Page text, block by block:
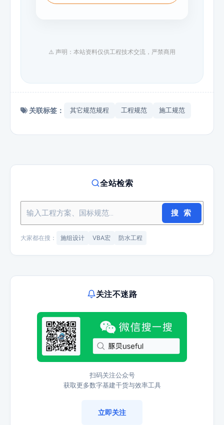
⚠️ 声明：本站资料仅供工程技术交流，严禁商用
关联标签： 其它规范规程 工程规范 施工规范
全站检索
搜 索
大家都在搜： 施组设计 VBA宏 防水工程
关注不迷路
扫码关注公众号
获取更多数字基建干货与效率工具
立即关注